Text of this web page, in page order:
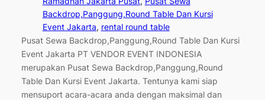
Backdrop,Panggung,Round Table Dan Kursi
Event Jakarta, rental round table
Pusat Sewa Backdrop,Panggung,Round Table Dan Kursi
Event Jakarta PT VENDOR EVENT INDONESIA
merupakan Pusat Sewa Backdrop,Panggung,Round
Table Dan Kursi Event Jakarta. Tentunya kami siap
mensuport acara-acara anda dengan maksimal dan